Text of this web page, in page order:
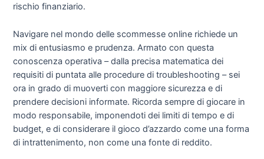
rischio finanziario.
Navigare nel mondo delle scommesse online richiede un
mix di entusiasmo e prudenza. Armato con questa
conoscenza operativa – dalla precisa matematica dei
requisiti di puntata alle procedure di troubleshooting – sei
ora in grado di muoverti con maggiore sicurezza e di
prendere decisioni informate. Ricorda sempre di giocare in
modo responsabile, imponendoti dei limiti di tempo e di
budget, e di considerare il gioco d’azzardo come una forma
di intrattenimento, non come una fonte di reddito.